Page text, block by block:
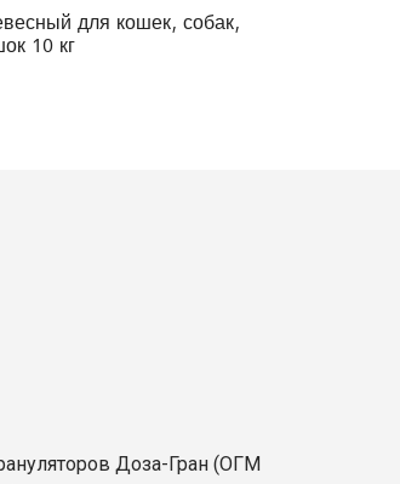
для кошек, собак,
10 кг
Доза-Гран (ОГМ